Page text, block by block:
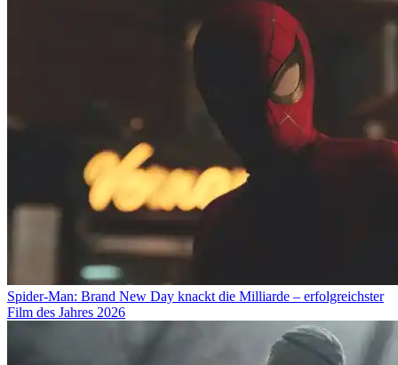
Spider-Man: Brand New Day knackt die Milliarde – erfolgreichster
Film des Jahres 2026